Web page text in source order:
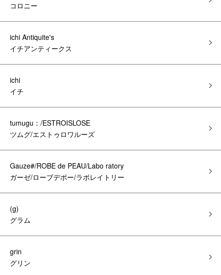
コロニー
ichi Antiquite's
イチアンティークス
ichi
イチ
tumugu：/ESTROISLOSE
ツムグ/エストゥロワルーズ
Gauze#/ROBE de PEAU/Labo ratory
ガーゼ/ローブデポー/ラボレイトリー
(g)
グラム
grin
グリン